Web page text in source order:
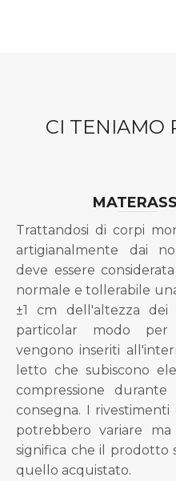
CI TENIAMO
Trattandosi di corpi
artigianalmente dai
deve essere
normale e tollerabile
±1 cm dell'altezza dei
particolar modo
vengono inseriti
letto che subiscono
compressione
consegna. I rivestimenti
potrebbero variare
significa che il prodotto
quello acquistato.